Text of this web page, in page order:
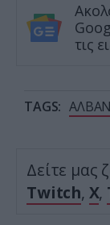
τις
TAGS:
Δείτε μας
Twitch, X,